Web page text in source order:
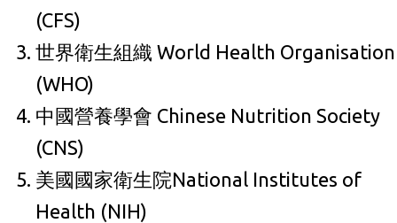
(CFS)
世界衛生組織 World Health Organisation
(WHO)
中國營養學會 Chinese Nutrition Society
(CNS)
美國國家衛生院National Institutes of
Health (NIH)